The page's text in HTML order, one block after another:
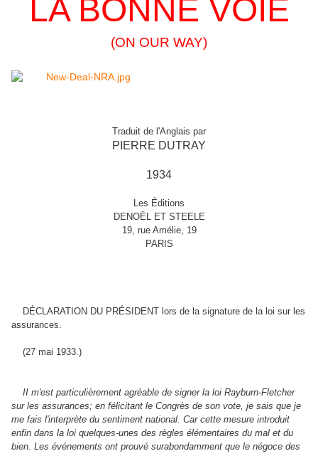
LA BONNE VOIE
(ON OUR WAY)
Traduit de l'Anglais par
PIERRE DUTRAY
1934
Les Éditions
DENOËL ET STEELE
19, rue Amélie, 19
PARIS
DÉCLARATION DU PRÉSIDENT lors de la signature de la loi sur les
assurances.
(27 mai 1933.)
II m'est particulièrement agréable de signer la loi Rayburn-Fletcher
sur les assurances; en félicitant le Congrès de son vote, je sais que je
me fais l'interprète du sentiment national. Car cette mesure introduit
enfin dans la loi quelques-unes des règles élémentaires du mal et du
bien. Les événements ont prouvé surabondamment que le négoce des